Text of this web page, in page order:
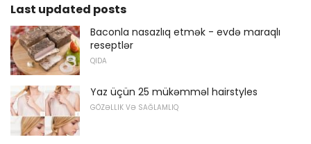
Last updated posts
Baconla nasazlıq etmək - evdə maraqlı
reseptlər
QIDA
Yaz üçün 25 mükəmməl hairstyles
GÖZƏLLIK VƏ SAĞLAMLIQ